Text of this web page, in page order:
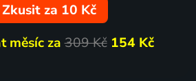
Zkusit za 10 Kč
měsíc za309 Kč 154 Kč